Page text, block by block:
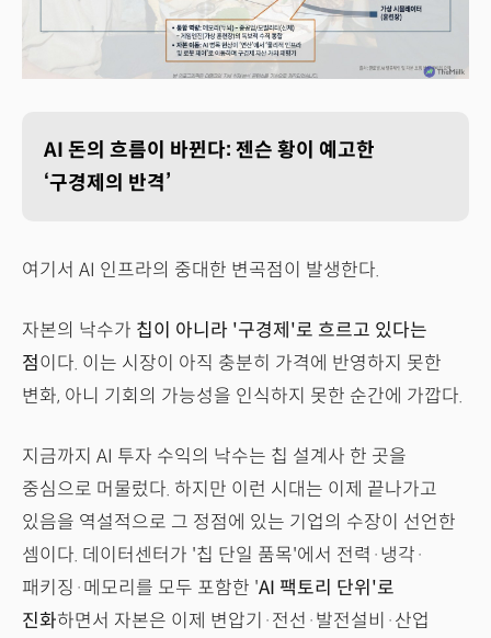
AI 돈의 흐름이 바뀐다: 젠슨 황이 예고한
‘구경제의 반격’
여기서 AI 인프라의 중대한 변곡점이 발생한다.
자본의 낙수가 칩이 아니라 '구경제'로 흐르고 있다는
점이다. 이는 시장이 아직 충분히 가격에 반영하지 못한
변화, 아니 기회의 가능성을 인식하지 못한 순간에 가깝다.
지금까지 AI 투자 수익의 낙수는 칩 설계사 한 곳을
중심으로 머물렀다. 하지만 이런 시대는 이제 끝나가고
있음을 역설적으로 그 정점에 있는 기업의 수장이 선언한
셈이다. 데이터센터가 '칩 단일 품목'에서 전력·냉각·
패키징·메모리를 모두 포함한 'AI 팩토리 단위'로
진화하면서 자본은 이제 변압기·전선·발전설비·산업